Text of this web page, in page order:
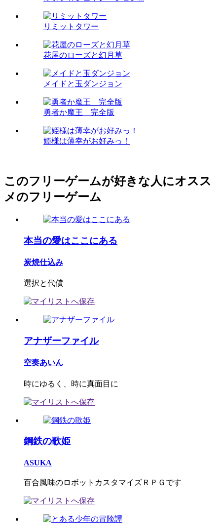
リミットタワー
花屋のローズと幻月草
メイドと玉ダンジョン
勇者か魔王 完全版
姫様は薄幸がお好みっ！
このフリーゲームが好きな人にオスス
メのフリーゲーム
本当の愛はここにある
炭焼仕込み
選択と代償
アナザーファイル
空奏あいん
時にゆるく、時に真面目に
鋼鉄の歌姫
ASUKA
百合風味のロボットカスタマイズＲＰＧです